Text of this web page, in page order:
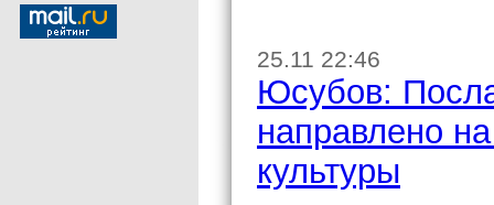
25.11 22:46
Юсубов:
направлено
культуры